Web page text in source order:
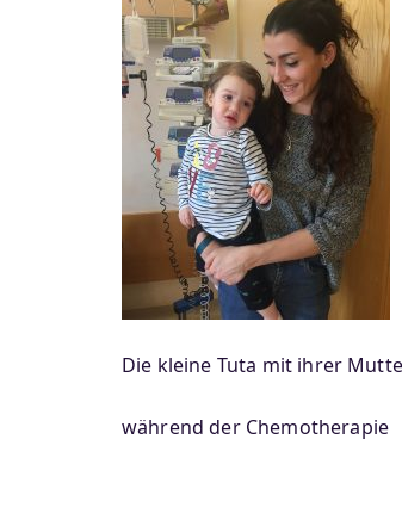
Die kleine Tuta mit ihrer
während der Chemotherapie